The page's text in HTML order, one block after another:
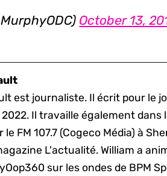
October 13,
est journaliste. Il écrit pour le
Il travaille également dans
FM 107.7 (Cogeco Média) à
L'actualité. William a
sur les ondes de BPM